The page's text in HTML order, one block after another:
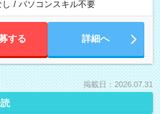
/ パソコンスキル不要
する 詳細へ
掲載日：2026.07.31